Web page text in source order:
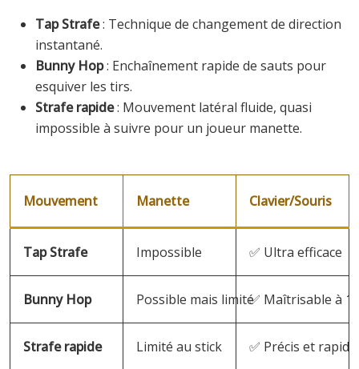
Tap Strafe: Technique de changement de direction
instantané.
Bunny Hop: Enchaînement rapide de sauts pour
esquiver les tirs.
Strafe rapide: Mouvement latéral fluide, quasi
impossible à suivre pour un joueur manette.
Mouvement Manette Clavier/Souris
Tap Strafe Impossible ✅ Ultra efficace
Bunny Hop Possible mais limité✅ Maîtrisable à
Strafe rapide Limité au stick ✅ Précis et rapide